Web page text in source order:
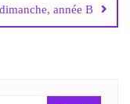
année B